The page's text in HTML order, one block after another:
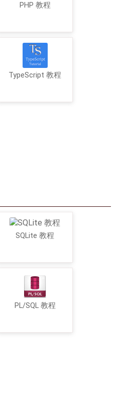
PHP 教程
TypeScript 教程
SQLite 教程
PL/SQL 教程